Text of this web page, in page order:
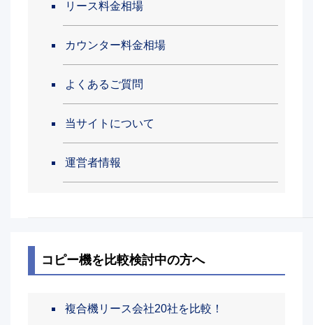
リース料金相場
カウンター料金相場
よくあるご質問
当サイトについて
運営者情報
コピー機を比較検討中の方へ
複合機リース会社20社を比較！